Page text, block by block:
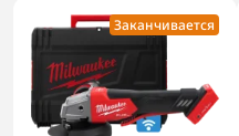
Заканчивается